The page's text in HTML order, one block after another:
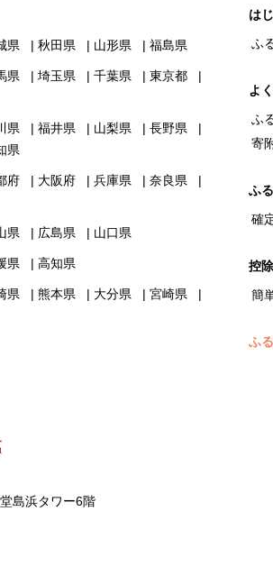
県 秋田県 山形県 福島県
県 埼玉県 千葉県
東京都
県 福井県 山梨県
長野県
県
府 大阪府 兵庫県
奈良県
県 広島県 山口県
県 高知県
県 熊本県 大分県
宮崎県
は
ふ
よ
ふ
寄
ふ
確
控
簡
ふ
島浜タワー6階